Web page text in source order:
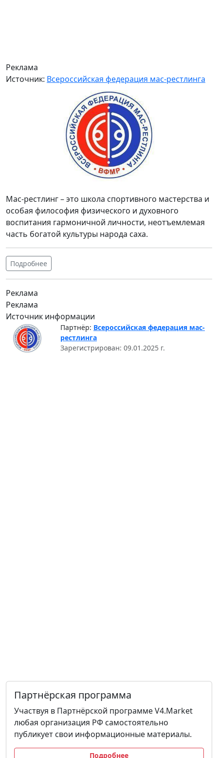
Реклама
Источник: Всероссийская федерация мас-рестлинга
Мас-рестлинг – это школа спортивного мастерства и
особая философия физического и духовного
воспитания гармоничной личности, неотъемлемая
часть богатой культуры народа саха.
Подробнее
Реклама
Реклама
Источник информации
Партнёр: Всероссийская федерация мас-
рестлинга
Зарегистрирован: 09.01.2025 г.
Партнёрская программа
Участвуя в Партнёрской программе V4.Market
любая организация РФ самостоятельно
публикует свои информационные материалы.
Подробнее